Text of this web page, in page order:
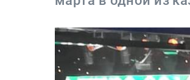
Телепроекты